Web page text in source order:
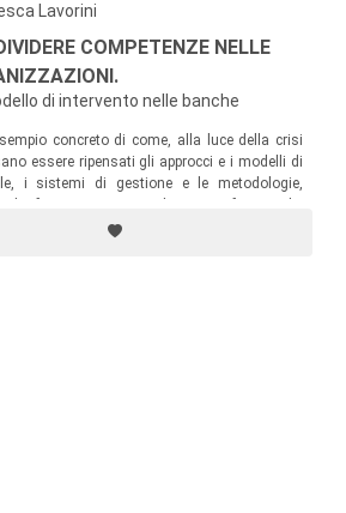
Lavorini
COMPETENZE NELLE
di intervento nelle banche
concreto di come, alla luce della crisi
essere ripensati gli approcci e i modelli di
i sistemi di gestione e le metodologie,
di competenze “tacite” adottato nelle
dell’Emilia-Romagna.